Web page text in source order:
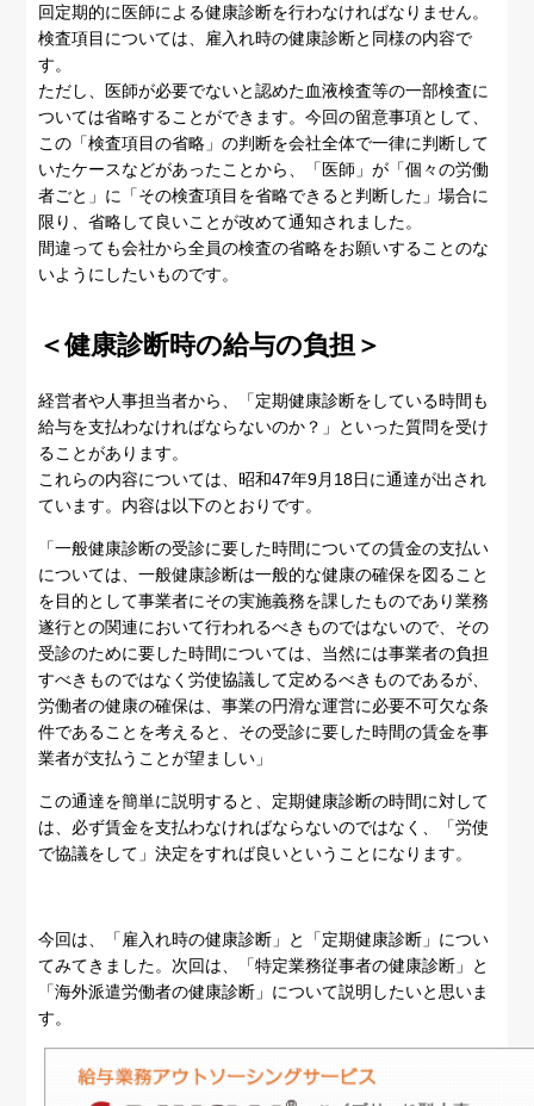
回定期的に医師による健康診断を行わなければなりません。
検査項目については、雇入れ時の健康診断と同様の内容で
す。
ただし、医師が必要でないと認めた血液検査等の一部検査に
ついては省略することができます。今回の留意事項として、
この「検査項目の省略」の判断を会社全体で一律に判断して
いたケースなどがあったことから、「医師」が「個々の労働
者ごと」に「その検査項目を省略できると判断した」場合に
限り、省略して良いことが改めて通知されました。
間違っても会社から全員の検査の省略をお願いすることのな
いようにしたいものです。
＜健康診断時の給与の負担＞
経営者や人事担当者から、「定期健康診断をしている時間も
給与を支払わなければならないのか？」といった質問を受け
ることがあります。
これらの内容については、昭和47年9月18日に通達が出され
ています。内容は以下のとおりです。
「一般健康診断の受診に要した時間についての賃金の支払い
については、一般健康診断は一般的な健康の確保を図ること
を目的として事業者にその実施義務を課したものであり業務
遂行との関連において行われるべきものではないので、その
受診のために要した時間については、当然には事業者の負担
すべきものではなく労使協議して定めるべきものであるが、
労働者の健康の確保は、事業の円滑な運営に必要不可欠な条
件であることを考えると、その受診に要した時間の賃金を事
業者が支払うことが望ましい」
この通達を簡単に説明すると、定期健康診断の時間に対して
は、必ず賃金を支払わなければならないのではなく、「労使
で協議をして」決定をすれば良いということになります。
今回は、「雇入れ時の健康診断」と「定期健康診断」につい
てみてきました。次回は、「特定業務従事者の健康診断」と
「海外派遣労働者の健康診断」について説明したいと思いま
す。